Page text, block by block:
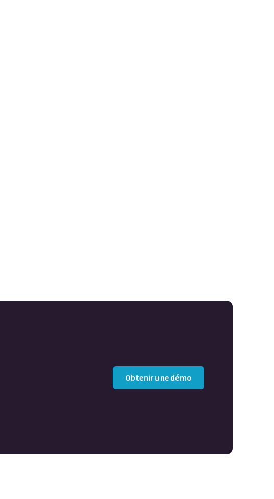
Obtenir une démo